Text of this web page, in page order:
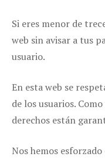
Si eres menor de
web sin avisar a tus
usuario.
En esta web se
de los usuarios.
derechos están
Nos hemos